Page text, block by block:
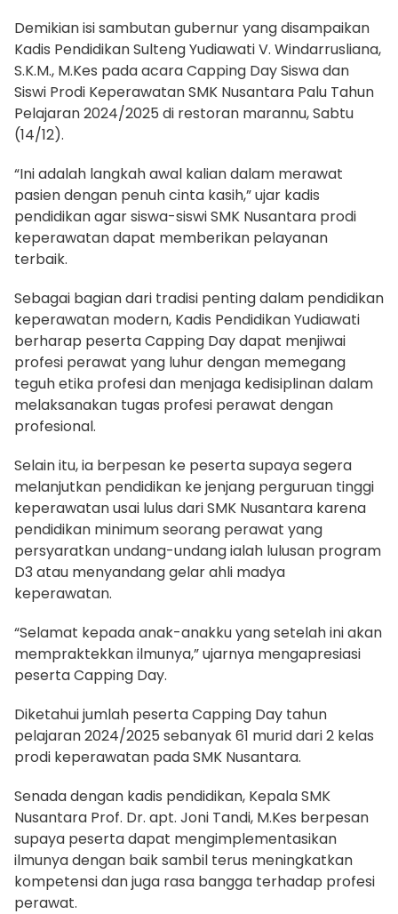
Demikian isi sambutan gubernur yang disampaikan
Kadis Pendidikan Sulteng Yudiawati V. Windarrusliana,
S.K.M., M.Kes pada acara Capping Day Siswa dan
Siswi Prodi Keperawatan SMK Nusantara Palu Tahun
Pelajaran 2024/2025 di restoran marannu, Sabtu
(14/12).
“Ini adalah langkah awal kalian dalam merawat
pasien dengan penuh cinta kasih,” ujar kadis
pendidikan agar siswa-siswi SMK Nusantara prodi
keperawatan dapat memberikan pelayanan
terbaik.
Sebagai bagian dari tradisi penting dalam pendidikan
keperawatan modern, Kadis Pendidikan Yudiawati
berharap peserta Capping Day dapat menjiwai
profesi perawat yang luhur dengan memegang
teguh etika profesi dan menjaga kedisiplinan dalam
melaksanakan tugas profesi perawat dengan
profesional.
Selain itu, ia berpesan ke peserta supaya segera
melanjutkan pendidikan ke jenjang perguruan tinggi
keperawatan usai lulus dari SMK Nusantara karena
pendidikan minimum seorang perawat yang
persyaratkan undang-undang ialah lulusan program
D3 atau menyandang gelar ahli madya
keperawatan.
“Selamat kepada anak-anakku yang setelah ini akan
mempraktekkan ilmunya,” ujarnya mengapresiasi
peserta Capping Day.
Diketahui jumlah peserta Capping Day tahun
pelajaran 2024/2025 sebanyak 61 murid dari 2 kelas
prodi keperawatan pada SMK Nusantara.
Senada dengan kadis pendidikan, Kepala SMK
Nusantara Prof. Dr. apt. Joni Tandi, M.Kes berpesan
supaya peserta dapat mengimplementasikan
ilmunya dengan baik sambil terus meningkatkan
kompetensi dan juga rasa bangga terhadap profesi
perawat.